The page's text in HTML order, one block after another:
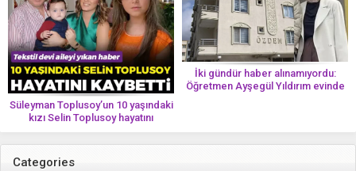
Süleyman Toplusoy’un 10 yaşındaki
kızı Selin Toplusoy hayatını
kaybetti! ‘Ah dünya güzeli melek’
İki gündür haber alınamıyordu:
Öğretmen Ayşegül Yıldırım evinde
Categories